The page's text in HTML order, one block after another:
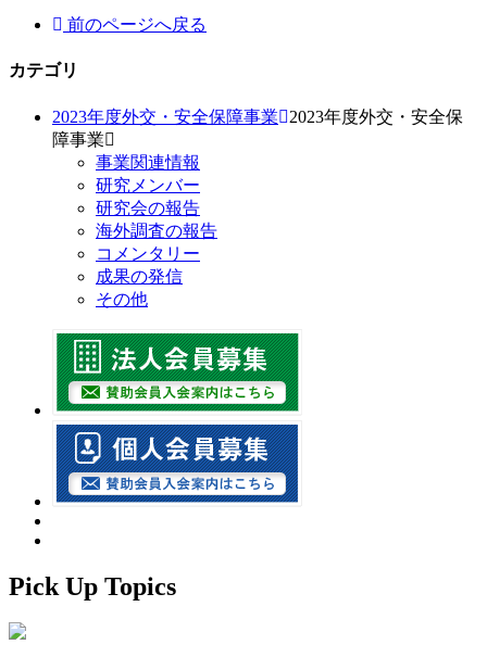
前のページへ戻る
カテゴリ
2023年度外交・安全保障事業
2023年度外交・安全保
障事業
事業関連情報
研究メンバー
研究会の報告
海外調査の報告
コメンタリー
成果の発信
その他
Pick Up Topics